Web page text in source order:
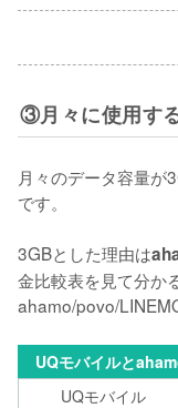
③月々に使用す
月々のデータ容量が
です。
3GBとした理由は
金比較表を見て分か
ahamo/povo/
UQモバイルと
UQモバイル